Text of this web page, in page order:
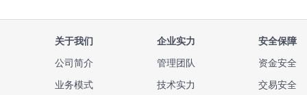
关于我们
公司简介
业务模式
企业实力
管理团队
技术实力
安全保障
资金安全
交易安全